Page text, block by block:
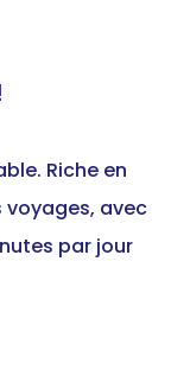
Riche en
voyages, avec
par jour